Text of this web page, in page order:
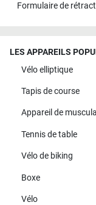
Formulaire de
LES APPAREILS
Vélo elliptique
Tapis de course
Appareil de
Tennis de table
Vélo de biking
Boxe
Vélo